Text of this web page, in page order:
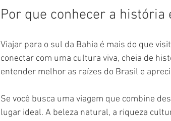
Por que conhecer a
Viajar para o sul da Bahia é mais do que
conectar com uma cultura viva, cheia de
entender melhor as raízes do Brasil e
Se você busca uma viagem que combine
lugar ideal. A beleza natural, a riqueza